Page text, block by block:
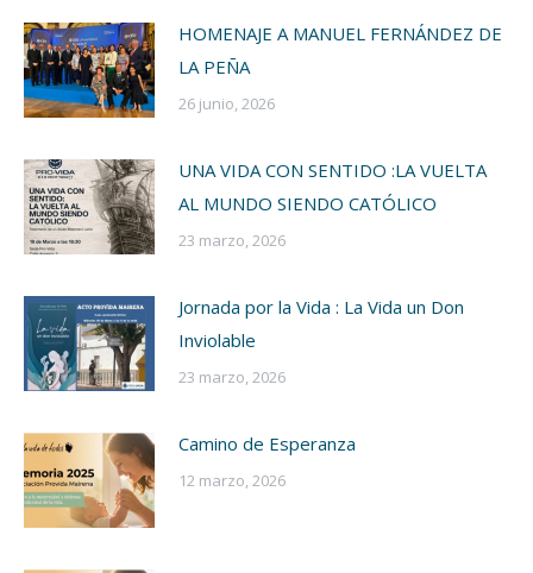
HOMENAJE A MANUEL FERNÁNDEZ DE
LA PEÑA
26 junio, 2026
UNA VIDA CON SENTIDO :LA VUELTA
AL MUNDO SIENDO CATÓLICO
23 marzo, 2026
Jornada por la Vida : La Vida un Don
Inviolable
23 marzo, 2026
Camino de Esperanza
12 marzo, 2026